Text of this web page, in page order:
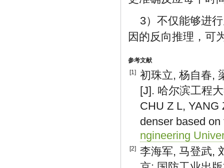
3）不仅能够进
因的反向推理，可
参考文献
[1]
初珠立, 杨自春,
[J]. 哈尔滨工程
CHU Z L, YANG
denser based
ngineering
[2]
李海军, 马登武,